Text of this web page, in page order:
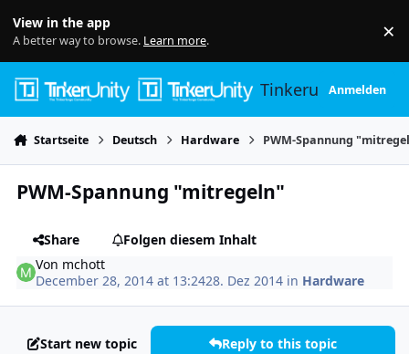
View in the app
A better way to browse. Learn more. ×
TinkerunityAnmelden
Startseite Deutsch Hardware PWM-Spannung
PWM-Spannung "mitregeln"
Share
Folgen diesem Inhalt
Von mchott
December 28, 2014 at 13:2428. Dez 2014 in Hardware
Start new topic Reply to this topic